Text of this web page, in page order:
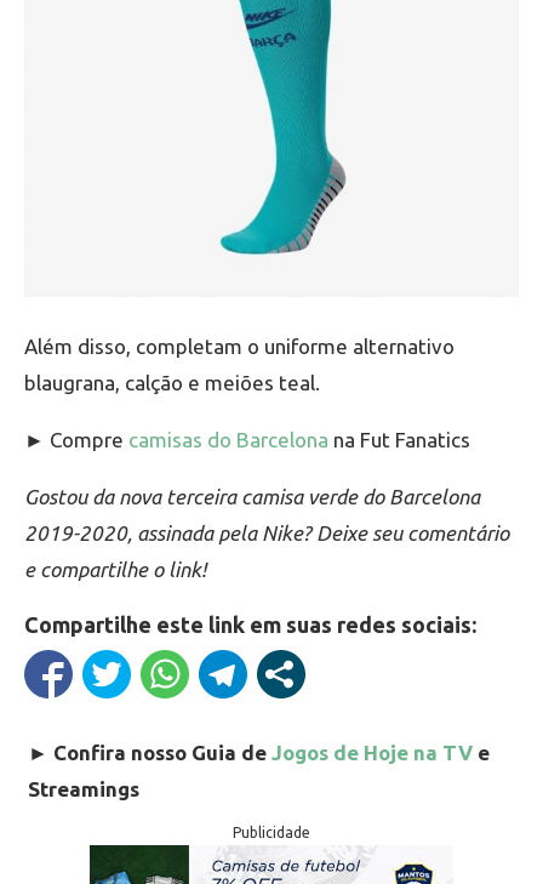
Além disso, completam o uniforme alternativo
blaugrana, calção e meiões teal.
► Compre camisas do Barcelona na Fut Fanatics
Gostou da nova terceira camisa verde do Barcelona
2019-2020, assinada pela Nike? Deixe seu comentário
e compartilhe o link!
Compartilhe este link em suas redes sociais:
► Confira nosso Guia de Jogos de Hoje na TV e
Streamings
Publicidade